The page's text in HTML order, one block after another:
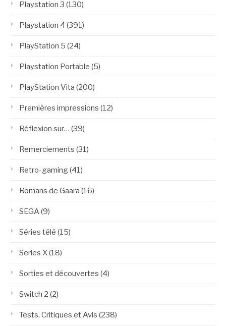
Playstation 3 (130)
Playstation 4 (391)
PlayStation 5 (24)
Playstation Portable (5)
PlayStation Vita (200)
Premières impressions (12)
Réflexion sur… (39)
Remerciements (31)
Retro-gaming(41)
Romans de Gaara (16)
SEGA(9)
Séries télé (15)
Series X(18)
Sorties et découvertes (4)
Switch 2 (2)
Tests, Critiques et Avis (238)